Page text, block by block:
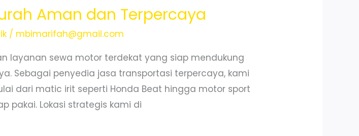
Aman dan Terpercaya
/ mbimarifah@gmail.com
layanan sewa motor terdekat yang siap mendukung
Sebagai penyedia jasa transportasi terpercaya, kami
dari matic irit seperti Honda Beat hingga motor sport
pakai. Lokasi strategis kami di